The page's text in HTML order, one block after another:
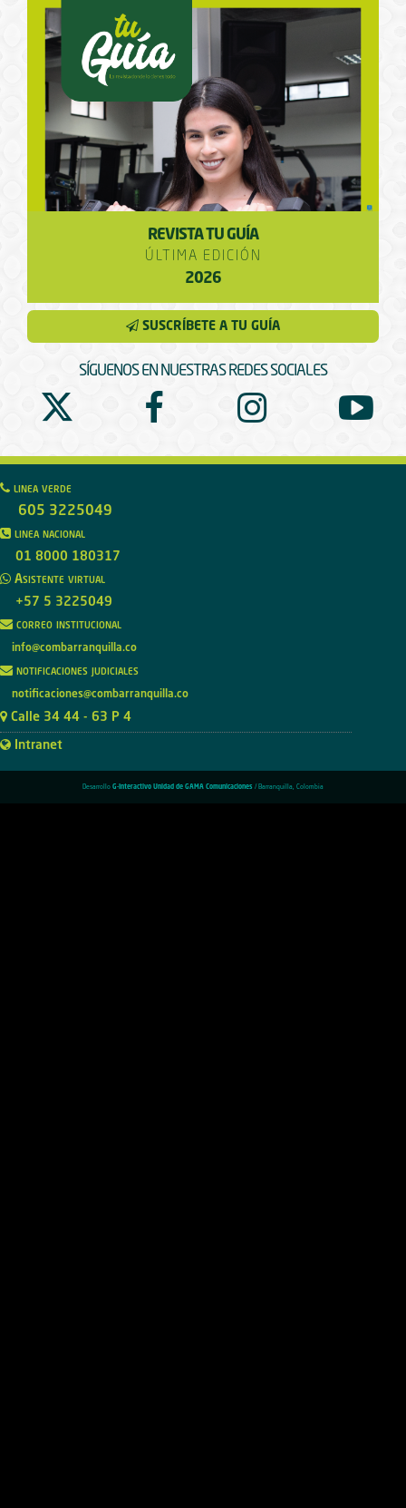
REVISTA TU GUÍA
ÚLTIMA EDICIÓN
2026
SUSCRÍBETE A TU GUÍA
SÍGUENOS EN NUESTRAS REDES SOCIALES
linea verde
605 3225049
linea nacional
01 8000 180317
Asistente virtual
+57 5 3225049
correo institucional
info@combarranquilla.co
notificaciones judiciales
notificaciones@combarranquilla.co
Calle 34 44 - 63 P 4
Intranet
Desarrollo G-Interactivo Unidad de GAMA Comunicaciones / Barranquilla, Colombia